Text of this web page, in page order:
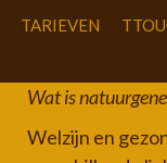
TARIEVEN
Wat is
Welzijn en